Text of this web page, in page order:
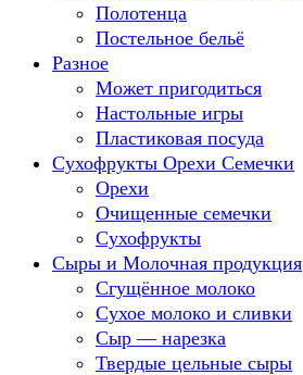
Полотенца
Постельное бельё
Разное
Может пригодиться
Настольные игры
Пластиковая посуда
Сухофрукты Орехи Семечки
Орехи
Очищенные семечки
Сухофрукты
Сыры и Молочная продукция
Сгущённое молоко
Сухое молоко и сливки
Сыр — нарезка
Твердые цельные сыры